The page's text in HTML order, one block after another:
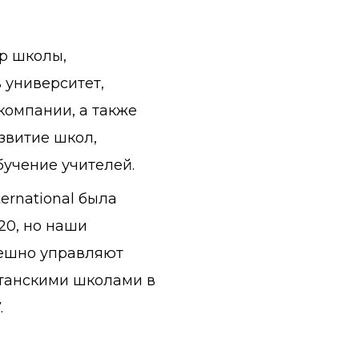
школы,
а также
школ,
учителей.
была
но наши
управляют
школами в